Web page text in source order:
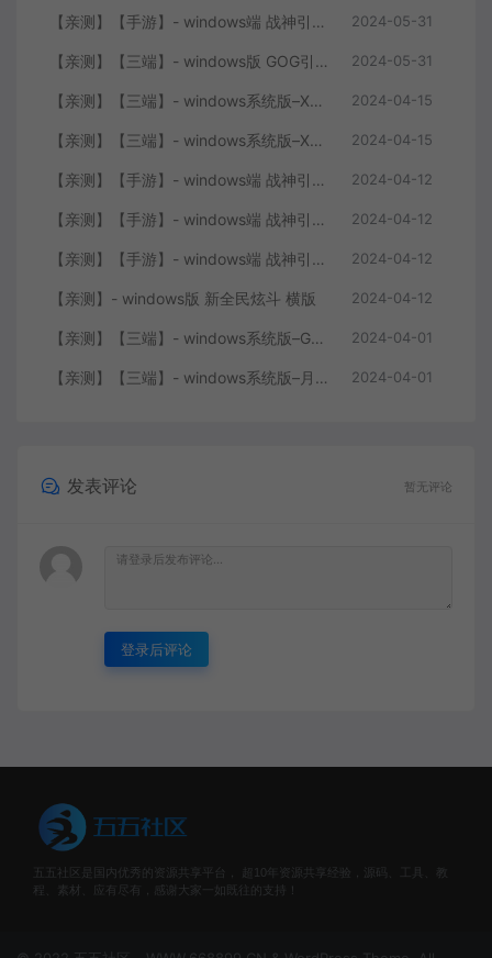
【亲测】【手游】- windows端 战神引擎 传奇手游 单职业 上古沉默完整版 白猪3.0免费版 安卓+苹果+教程+工具 2024-05-31
【亲测】【三端】- windows版 GOG引擎三职业版本 中原沉默 团购版 已整理配套微端 直接改IP即可进入游戏 2024-05-31
【亲测】【三端】- windows系统版–XO引擎 2024.4.15整理 最新无限制 版本 1.80九龙特色星王合击版 2024-04-15
【亲测】【三端】- windows系统版–XO0129-服务端 双端 引擎相关资料 2024.4.15 整理无限制 只有引擎和客户端 无版本 2024-04-15
【亲测】【手游】- windows端 战神引擎 传奇手游 单职业 仙域劫 白猪3.0免费版 红包 生肖 时装 境界 龙魂 盾牌 法宝 安卓+苹果+教程+工具 安卓+苹果+教程+工具 2024-04-12
【亲测】【手游】- windows端 战神引擎 传奇手游 复古三职业 180 火龙大陆 白猪3.0免费版 赞助 转生 变身 修炼 神器 生肖 技能修炼 狂暴 积分 安卓+苹果+教程+工具 2024-04-12
【亲测】【手游】- windows端 战神引擎 传奇手游 三职业 180 再战风云六大路 任务 特戒 狂暴 自动回收 赞助 炫彩魂环 爵位 转生 安卓+苹果+教程+工具 2024-04-12
【亲测】- windows版 新全民炫斗 横版 2024-04-12
【亲测】【三端】- windows系统版–GOY三端引擎 团购版 复古底板 + 服务端+ 微端补丁+工具+教程 +引擎源码 2024-04-01
【亲测】【三端】- windows系统版–月城风云版本 山炮引擎 防XO服务端 客户端 版本+工具+微端+搭建说明 2024-04-01
发表评论 暂无评论
登录后评论
五五社区是国内优秀的资源共享平台， 超10年资源共享经验，源码、工具、教
程、素材、应有尽有，感谢大家一如既往的支持！